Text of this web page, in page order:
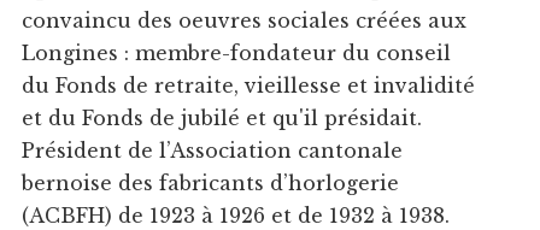
convaincu des oeuvres sociales créées aux
Longines : membre-fondateur du conseil
du Fonds de retraite, vieillesse et invalidité
et du Fonds de jubilé et qu'il présidait.
Président de l’Association cantonale
bernoise des fabricants d’horlogerie
(ACBFH) de 1923 à 1926 et de 1932 à 1938.